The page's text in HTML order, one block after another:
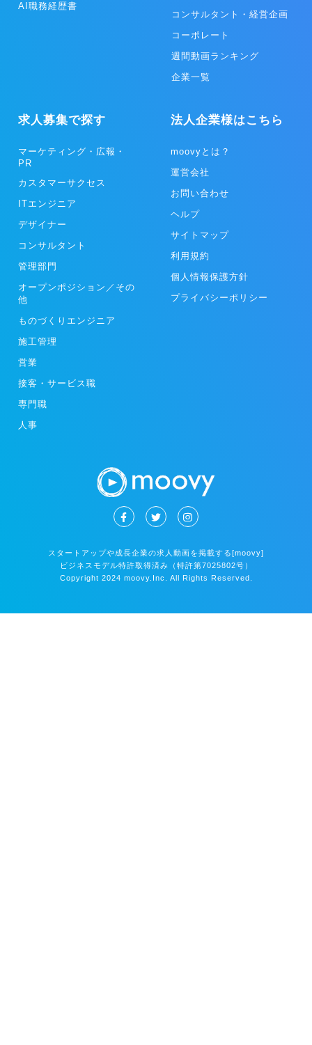
AI職務経歴書
コンサルタント・経営企画
コーポレート
週間動画ランキング
企業一覧
求人募集で探す
マーケティング・広報・
PR
カスタマーサクセス
ITエンジニア
デザイナー
コンサルタント
管理部門
オープンポジション／その
他
ものづくりエンジニア
施工管理
営業
接客・サービス職
専門職
人事
法人企業様はこちら
moovyとは？
運営会社
お問い合わせ
ヘルプ
サイトマップ
利用規約
個人情報保護方針
プライバシーポリシー
スタートアップや成長企業の求人動画を掲載する[moovy]
ビジネスモデル特許取得済み（特許第7025802号）
Copyright 2024 moovy.Inc. All Rights Reserved.